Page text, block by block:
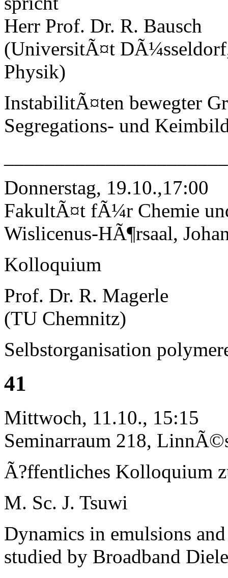
Herr Prof. Dr. R. Bausch
(UniversitÃ¤t
Physik)
InstabilitÃ¤ten bewegter
Segregations- und
Donnerstag, 19.10.,17:00
FakultÃ¤t fÃ¼r Chemie
Wislicenus-HÃ¶rsaal,
Kolloquium
Prof. Dr. R. Magerle
(TU Chemnitz)
Selbstorganisation
41
Mittwoch, 11.10., 15:15
Seminarraum 218,
Ã?ffentliches Kolloquium
M. Sc. J. Tsuwi
Dynamics in emulsions
studied by Broadband